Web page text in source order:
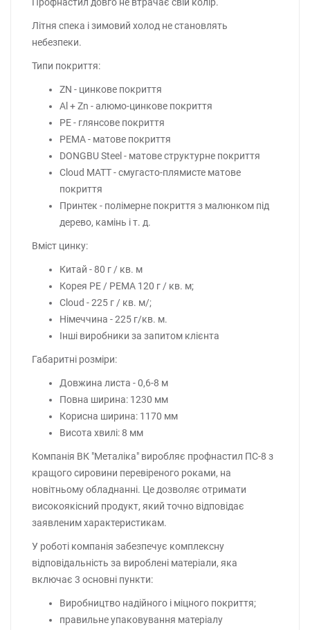
Профнастил довго не втрачає свій колір.
Літня спека і зимовий холод не становлять
небезпеки.
Типи покриття:
ZN - цинкове покриття
Al + Zn - алюмо-цинкове покриття
PE - глянсове покриття
PEMA - матове покриття
DONGBU Steel - матове структурне покриття
Cloud MATT - смугасто-плямисте матове
покриття
Принтек - полімерне покриття з малюнком під
дерево, камінь і т. д.
Вміст цинку:
Китай - 80 г / кв. м
Корея PE / PEMA 120 г / кв. м;
Cloud - 225 г / кв. м/;
Німеччина - 225 г/кв. м.
Інші виробники за запитом клієнта
Габаритні розміри:
Довжина листа - 0,6-8 м
Повна ширина: 1230 мм
Корисна ширина: 1170 мм
Висота хвилі: 8 мм
Компанія ВК "Металіка" виробляє профнастил ПС-8 з
кращого сировини перевіреного роками, на
новітньому обладнанні. Це дозволяє отримати
високоякісний продукт, який точно відповідає
заявленим характеристикам.
У роботі компанія забезпечує комплексну
відповідальність за вироблені матеріали, яка
включає 3 основні пункти:
Виробництво надійного і міцного покриття;
правильне упаковування матеріалу